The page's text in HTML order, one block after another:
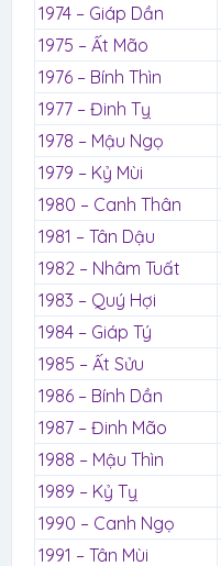
1974 – Giáp Dần
1975 – Ất Mão
1976 – Bính Thìn
1977 – Đinh Tỵ
1978 – Mậu Ngọ
1979 – Kỷ Mùi
1980 – Canh Thân
1981 – Tân Dậu
1982 – Nhâm Tuất
1983 – Quý Hợi
1984 – Giáp Tý
1985 – Ất Sửu
1986 – Bính Dần
1987 – Đinh Mão
1988 – Mậu Thìn
1989 – Kỷ Tỵ
1990 – Canh Ngọ
1991 – Tân Mùi